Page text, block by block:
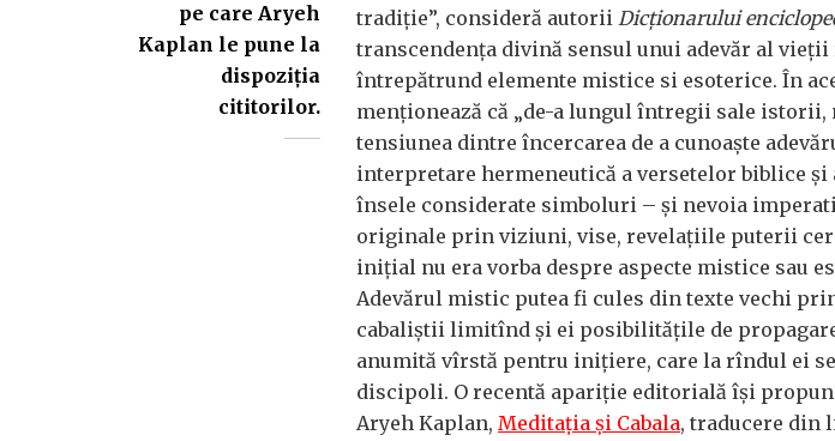
pe care Aryeh
Kaplan le pune la
dispoziția
cititorilor.
tradiție”, consideră autorii Dicționarului
transcendența divină sensul unui adevăr al vieții
întrepătrund elemente mistice si esoterice. În
menționează că „de-a lungul întregii sale
tensiunea dintre încercarea de a cunoaște
interpretare hermeneutică a versetelor biblice
însele considerate simboluri – și nevoia
originale prin viziuni, vise, revelațiile puterii
inițial nu era vorba despre aspecte mistice sau
Adevărul mistic putea fi cules din texte vechi
cabaliștii limitînd și ei posibilitățile de
anumită vîrstă pentru inițiere, care la rîndul ei
discipoli. O recentă apariție editorială își
Aryeh Kaplan, Meditația și Cabala, traducere din